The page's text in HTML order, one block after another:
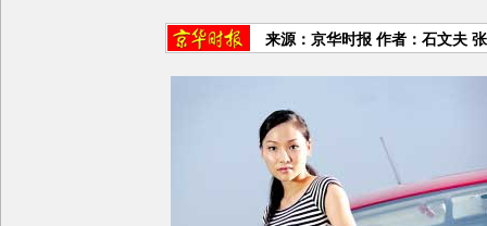
来源：京华时报 作者：石文夫